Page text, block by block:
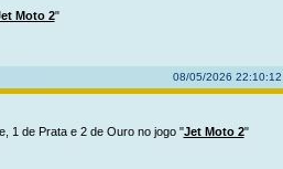
Moto 2"
08/05/2026 22:10:12
1 de Prata e 2 de Ouro no jogo "Jet Moto 2"